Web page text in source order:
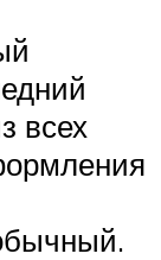
всех